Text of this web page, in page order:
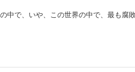
中で、いや、この世界の中で、最も